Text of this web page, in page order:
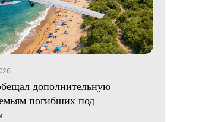
дополнительную
погибших под